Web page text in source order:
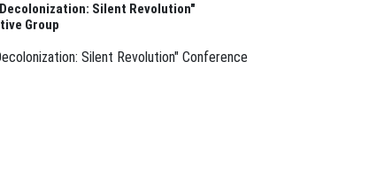
Silent Revolution"
Group
Silent Revolution" Conference